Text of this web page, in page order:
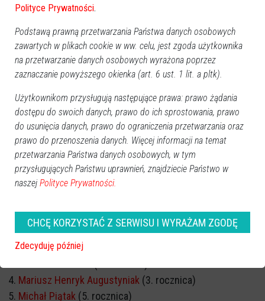
ROCZNICA ŚMIERCI
Marek Kazimierczak(1. rocznica)
Irena Murawska
Mariusz Henryk Augustyniak (3. rocznica)
Michał Piątak (5. rocznica)
Polityce Prywatności.
Podstawą prawną przetwarzania Państwa danych osobowych
zawartych w plikach cookie w ww. celu, jest zgoda użytkownika
na przetwarzanie danych osobowych wyrażona poprzez
zaznaczanie powyższego okienka (art. 6 ust. 1 lit. a pltk).
Użytkownikom przysługują następujące prawa: prawo żądania
dostępu do swoich danych, prawo do ich sprostowania, prawo
do usunięcia danych, prawo do ograniczenia przetwarzania oraz
prawo do przenoszenia danych. Więcej informacji na temat
przetwarzania Państwa danych osobowych, w tym
przysługujących Państwu uprawnień, znajdziecie Państwo w
naszej Polityce Prywatności.
CHCĘ KORZYSTAĆ Z SERWISU I WYRAŻAM ZGODĘ
Zdecyduję później